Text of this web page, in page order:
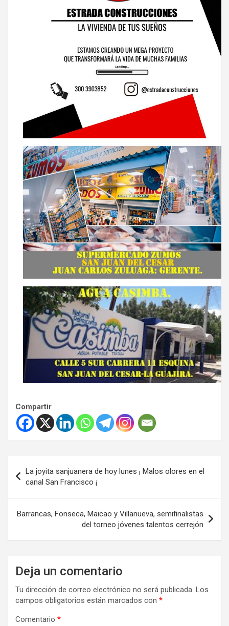
Compartir
de
entradas
La joyita sanjuanera de hoy lunes ¡ Malos olores en el
canal San Francisco ¡
Barrancas, Fonseca, Maicao y Villanueva, semifinalistas
del torneo jóvenes talentos cerrejón
Deja un comentario
Tu dirección de correo electrónico no será publicada. Los
campos obligatorios están marcados con *
Comentario *